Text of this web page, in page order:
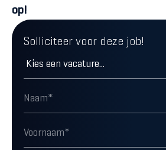
op!
Solliciteer voor deze job!